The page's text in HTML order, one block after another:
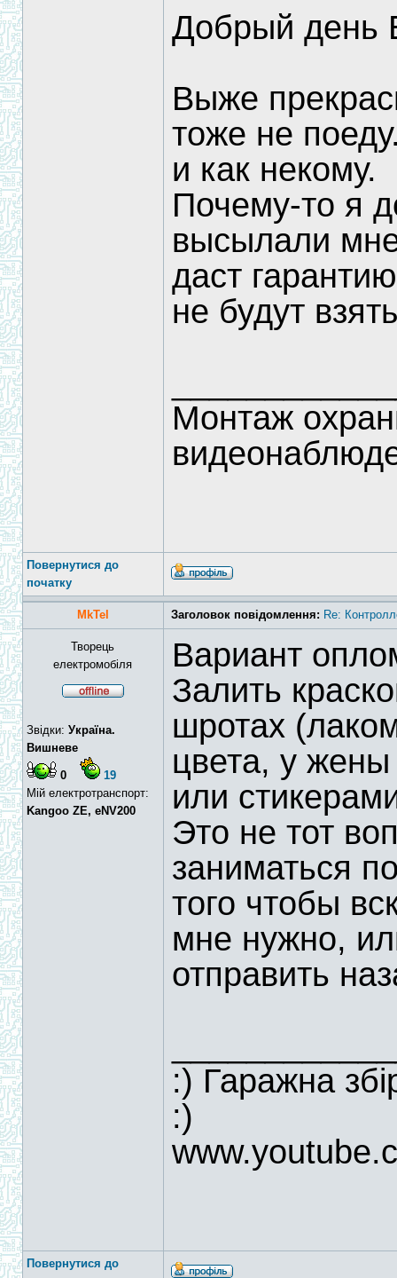
Добрый день
Выже
тоже не
и как некому.
Почему-то я
высылали
даст
не будут
Монтаж
Повернутися до
початку
MkTel Заголовок повідомлення: Re:
Творець
електромобіля
Звідки: Україна.
Вишневе
0
19
Мій електротранспорт:
Kangoo ZE, eNV200
Вариант
Залить
шротах
цвета, у
или
Это не тот
заниматься
того чтобы
мне нужно,
отправить
:) Гаражна
:)
Повернутися до